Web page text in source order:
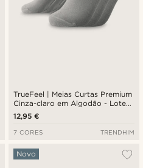
TrueFeel | Meias Curtas Premium
Cinza-claro em Algodão - Lote
de 3
12,95 €
7 CORES TRENDHIM
Novo